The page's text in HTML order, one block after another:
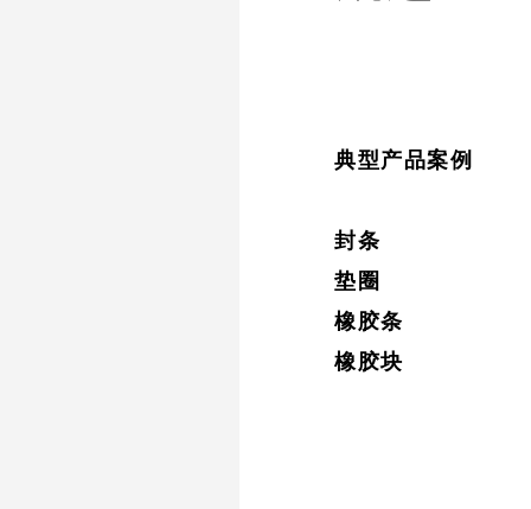
典型产品案例
封条
垫圈
橡胶条
橡胶块